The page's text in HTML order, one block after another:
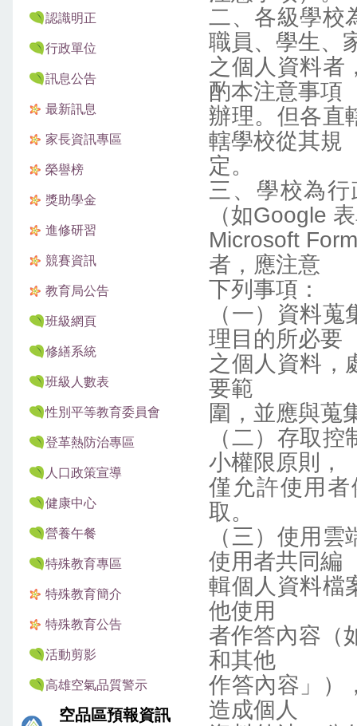
認識明正
行政單位
訊息公告
最新訊息
家長資訊專區
榮譽榜
獎助學金
進修研習
競賽資訊
教育局公告
班級網頁
修繕系統
班級人數表
性別平等教育委員會
登革熱防治專區
人口政策宣導
健康中心
營養午餐
特殊教育專區
特殊教育簡介
特殊教育公告
活動剪影
高雄空氣品質警示
二、各級學校
職員、學生、
之個人資料者
酌本注意事項
辦理。但各直
轄學校從其規
定。
三、學校為
（如Google
Microsoft
者，應注意
下列事項：
（一）資料
理目的所必要
之個人資料，
要範
圍，並應與蒐
（二）存取
小權限原則，
僅允許使用
取。
（三）使用
使用者共同編
輯個人資料檔
他使用
者作答內容（
和其他
作答內容」）
造成個人